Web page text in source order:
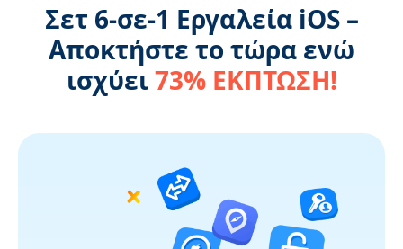
Σετ 6‑σε‑1 Εργαλεία iOS –
Αποκτήστε το τώρα ενώ
ισχύει73% ΕΚΠΤΩΣΗ!